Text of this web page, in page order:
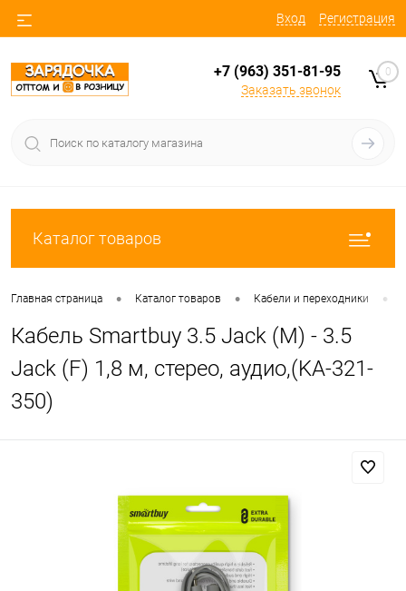
Вход Регистрация
+7 (963) 351-81-95
Заказать звонок
0
Каталог товаров
Главная страница • Каталог товаров • Кабели и переходники •
Кабель Smartbuy 3.5 Jack (M) - 3.5
Jack (F) 1,8 м, стерео, аудио,(KA-321-
350)